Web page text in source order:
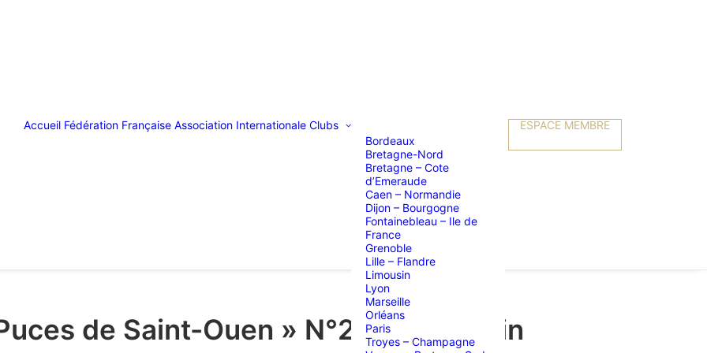
Accueil Fédération Française Association Internationale Clubs
Bordeaux
Bretagne-Nord
Bretagne – Cote
d’Emeraude
Caen – Normandie
Dijon – Bourgogne
Fontainebleau – Ile de
France
Grenoble
Lille – Flandre
Limousin
Lyon
Marseille
Orléans
Paris
Troyes – Champagne
ESPACE MEMBRE
de Saint-Ouen » N°2 – suite et fin